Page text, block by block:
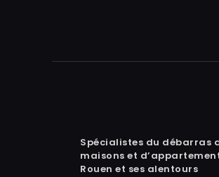
Spécialistes du débarras
maisons et
Rouen et ses alentours